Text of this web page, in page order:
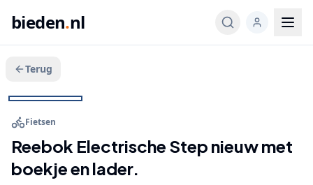
bieden.nl
Terug
Veeg voor meer
Fietsen
Reebok Electrische Step nieuw met
boekje en lader.